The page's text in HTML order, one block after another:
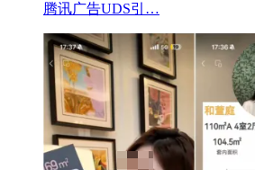
腾讯广告UDS引…